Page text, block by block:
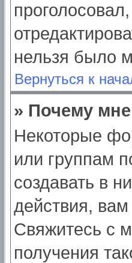
нельзя было
Вернуться к
» Почему
Некоторые
или группам
создавать в
действия,
Свяжитесь с
получения